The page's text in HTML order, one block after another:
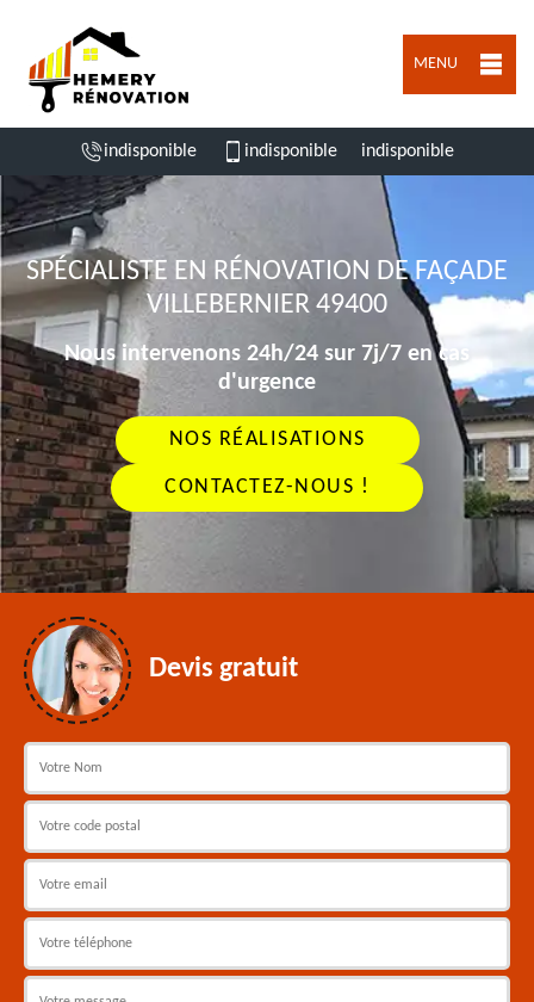
MENU
indisponible indisponible indisponible
SPÉCIALISTE EN RÉNOVATION DE FAÇADE
VILLEBERNIER 49400
Nous intervenons 24h/24 sur 7j/7 en cas
d'urgence
NOS RÉALISATIONS
CONTACTEZ-NOUS !
Devis gratuit